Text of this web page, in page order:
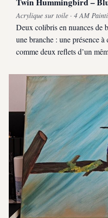
Acrylique sur toile · 4 AM
Deux colibris en nuances de
une branche : une présence
comme deux reflets d’un